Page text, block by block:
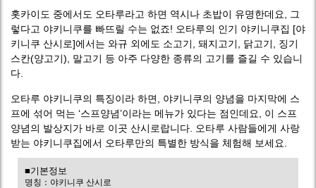
홋카이도 중에서도 오타루라고 하면 역시나 초밥이 유명한데요, 그
렇다고 야키니쿠를 빠뜨릴 수는 없죠! 오타루의 인기 야키니쿠집 [야
키니쿠 산시로]에서는 와규 외에도 소고기, 돼지고기, 닭고기, 징기
스칸(양고기), 말고기 등 아주 다양한 종류의 고기를 즐길 수 있습니
다.
오타루 야키니쿠의 특징이라 하면, 야키니쿠의 양념을 마지막에 스
프에 섞어 먹는 ‘스프양념’이라는 메뉴가 있다는 점인데요, 이 스프
양념의 발상지가 바로 이곳 산시로랍니다. 오타루 사람들에게 사랑
받는 야키니쿠집에서 오타루만의 특별한 방식을 체험해 보세요.
■기본정보
명칭：야키니쿠 산시로